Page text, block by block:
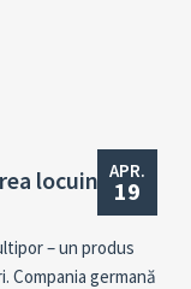
APR.
19
locuinței cu
– un produs
Compania germană